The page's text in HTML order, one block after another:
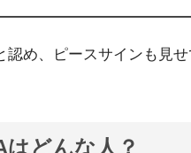
め、ピースサインも見せ
どんな人？